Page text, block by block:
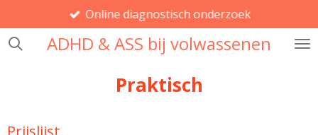
direct
naar
ADHD & ASS bij volwassenen
Online diagnostisch onderzoek
Praktisch
Prijslijst